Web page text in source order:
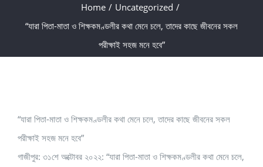
Home / Uncategorized /
“যারা পিতা-মাতা ও শিক্ষকমণ্ডলীর কথা মেনে চলে, তাদের কাছে জীবনের সকল
পরীক্ষাই সহজ মনে হবে”
“যারা পিতা-মাতা ও শিক্ষকমণ্ডলীর কথা মেনে চলে, তাদের কাছে জীবনের সকল
পরীক্ষাই সহজ মনে হবে”
গাজীপুর: ৩১শে অক্টোবর ২০২২: “যারা পিতা-মাতা ও শিক্ষকমণ্ডলীর কথা মেনে চলে,